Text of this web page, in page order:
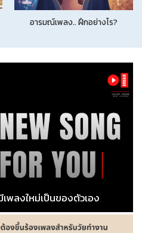
อารมณ์เพลง.. ฝึกอย่างไร?
พลงใหม่เป็นของตัวเอง